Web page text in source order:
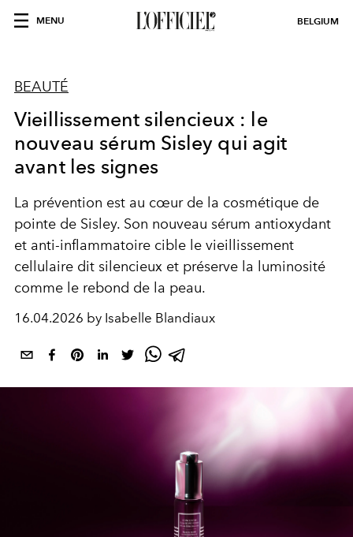
MENU BELGIUM
BEAUTÉ
Vieillissement silencieux : le
nouveau sérum Sisley qui agit
avant les signes
La prévention est au cœur de la cosmétique de
pointe de Sisley. Son nouveau sérum antioxydant
et anti-inflammatoire cible le vieillissement
cellulaire dit silencieux et préserve la luminosité
comme le rebond de la peau.
16.04.2026 by Isabelle Blandiaux